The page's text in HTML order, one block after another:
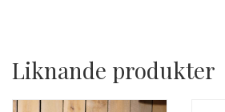
Liknande produkter